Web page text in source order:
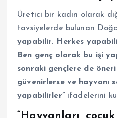
Üretici bir kadın olarak
tavsiyelerde bulunan
yapabilir. Herkes
Ben genç olarak bu işi
sonraki gençlere de
güvenirlerse ve hayvanı
yapabilirler”ifadelerini